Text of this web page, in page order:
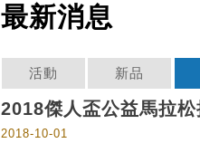
最新消息
活動 新品
2018傑人盃公益馬拉松
2018-10-01